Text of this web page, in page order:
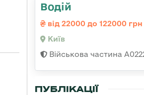
Водій
від 22000 до 122000 грн
Київ
Військова частина
ПУБЛІКАЦІЇ